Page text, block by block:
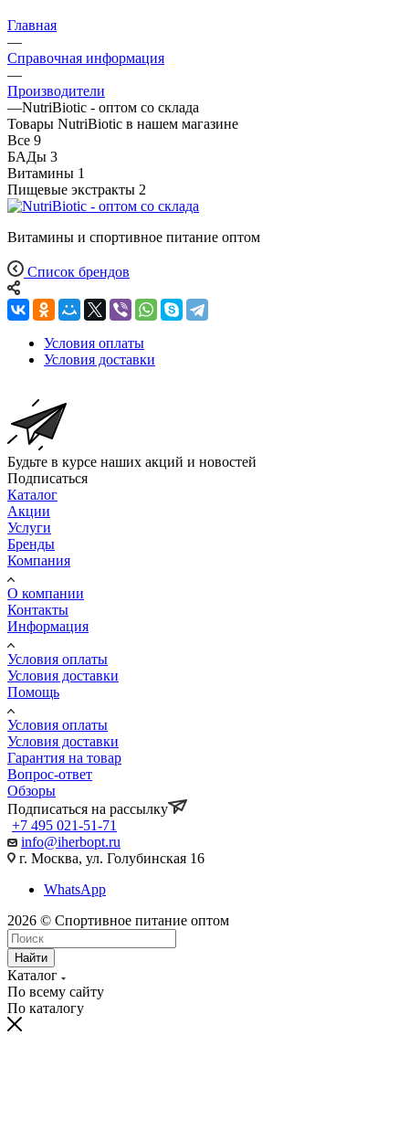
Главная
—
Справочная информация
—
Производители
—NutriBiotic - оптом со склада
Товары NutriBiotic в нашем магазине
Все 9
БАДы 3
Витамины 1
Пищевые экстракты 2
Витамины и спортивное питание оптом
Список брендов
Условия оплаты
Условия доставки
Будьте в курсе наших акций и новостей
Подписаться
Каталог
Акции
Услуги
Бренды
Компания
О компании
Контакты
Информация
Условия оплаты
Условия доставки
Помощь
Условия оплаты
Условия доставки
Гарантия на товар
Вопрос-ответ
Обзоры
Подписаться на рассылку
+7 495 021-51-71
info@iherbopt.ru
г. Москва, ул. Голубинская 16
WhatsApp
2026 © Спортивное питание оптом
Найти
Каталог
По всему сайту
По каталогу